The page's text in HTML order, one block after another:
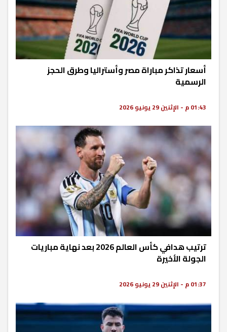
أسعار تذاكر مباراة مصر وأستراليا وطرق الحجز
الرسمية
01:43 م - الإثنين 29 يونيو 2026
ترتيب هدافي كأس العالم 2026 بعد نهاية مباريات
الجولة الأخيرة
01:37 م - الإثنين 29 يونيو 2026